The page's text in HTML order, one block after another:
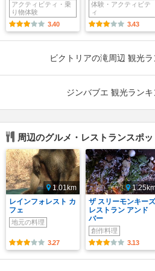
アクティビティ・乗
り物体験
3.40
体験・アクティビテ
ィ
3.43
ビクトリアの滝周辺 観光
ジンバブエ 観光ランキ
周辺のグルメ・レストランスポッ
1.01km
レインフォレスト カ
フェ
地元の料理
3.27
ザ スリーモンキーズ
レストラン アンド
バー
創作料理
3.13